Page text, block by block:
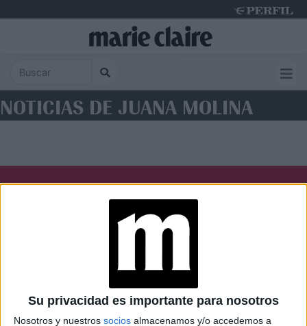
Su privacidad es importante para nosotros
Nosotros y nuestros socios almacenamos y/o accedemos a
NOTICIAS DE JUANA MOLINA
Caras Noticias
Weekend Parabrisas
Look
Luz Mía Lunateen Break BATimes